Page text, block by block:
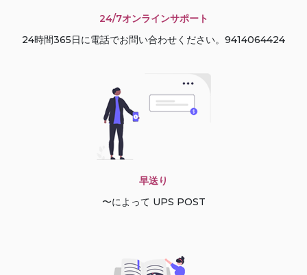
24/7オンラインサポート
24時間365日に電話でお問い合わせください。9414064424
早送り
〜によって UPS POST